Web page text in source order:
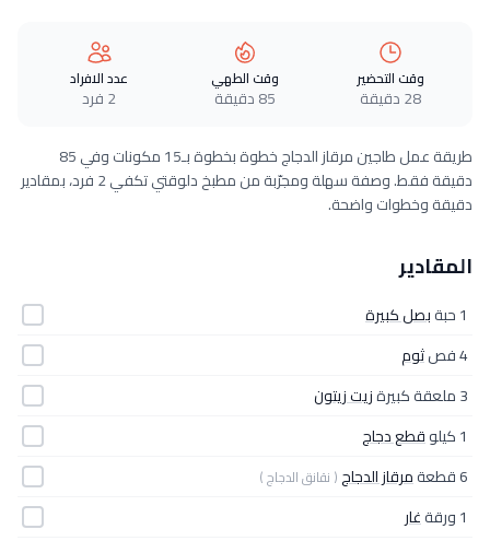
وقت التحضير
28 دقيقة
وقت الطهي
85 دقيقة
عدد الافراد
2 فرد
طريقة عمل طاجين مرقاز الدجاج خطوة بخطوة بـ15 مكونات وفي 85
دقيقة فقط. وصفة سهلة ومجرّبة من مطبخ دلوقتي تكفي 2 فرد، بمقادير
دقيقة وخطوات واضحة.
المقادير
1 حبة
بصل كبيرة
4 فص
ثوم
3 ملعقة كبيرة
زيت زيتون
1 كيلو
قطع دجاج
6 قطعة
مرقاز الدجاج( نقانق الدجاج )
1 ورقة
غار